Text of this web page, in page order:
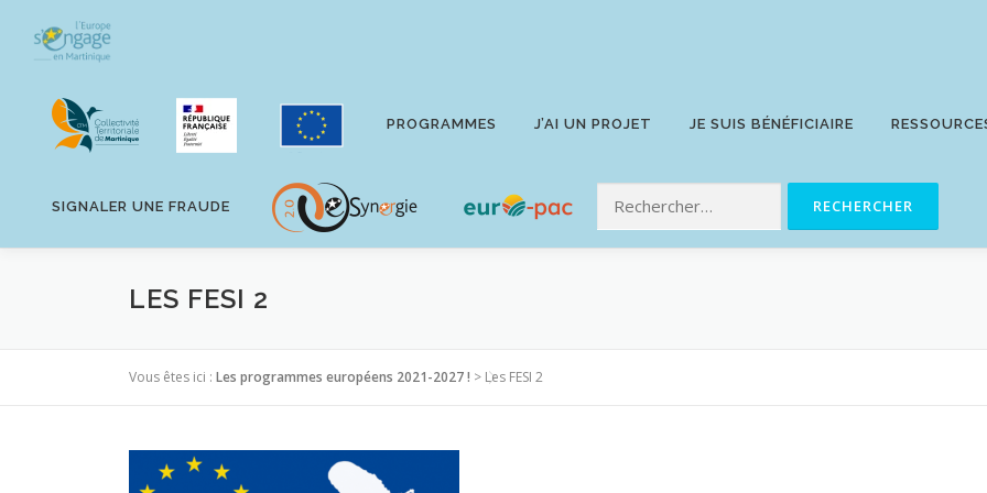
contenu
PROGRAMMES J’AI UN PROJET JE SUIS BÉNÉFICIAIRE
SIGNALER UNE FRAUDE
LES FESI 2
Vous êtes ici : Les programmes européens 2021-2027 ! > Les FESI 2